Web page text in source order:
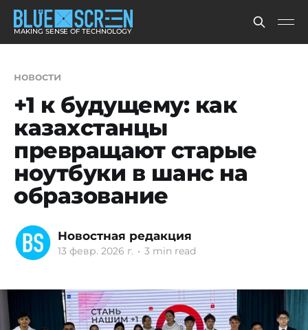
MAKING SENSE OF TECHNOLOGY
новости
+1 к будущему: как
казахстанцы
превращают старые
ноутбуки в шанс на
образование
Новостная редакция
13 февр. 2026 г. • 3 min read